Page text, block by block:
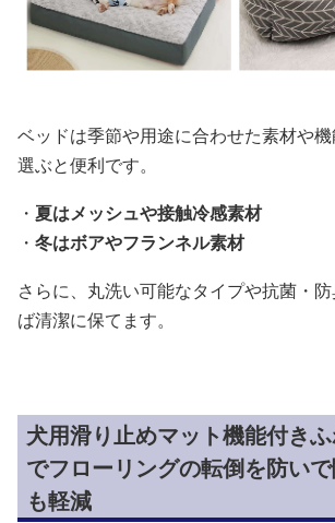
ベッドは季節や用途に合わせた素材や
選ぶと便利です。
・ 夏はメッシュや接触冷感素材
・ 冬はボアやフランネル素材
さらに、丸洗い可能なタイプや抗菌・
ば清潔に保てます。
犬用滑り止めマット機能付き
でフローリングの転倒を防い
も軽減